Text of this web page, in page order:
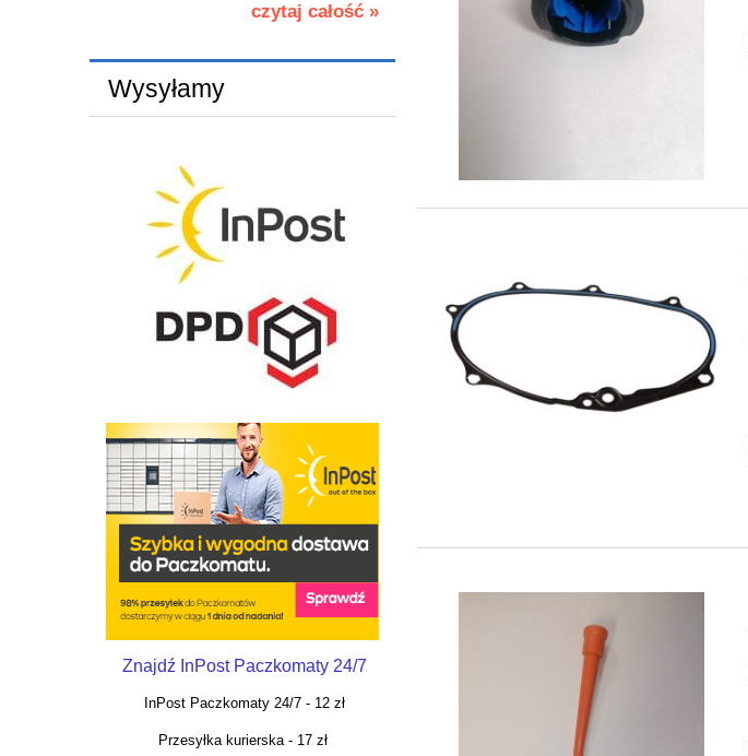
czytaj całość »
Wysyłamy
Znajdź InPost Paczkomaty 24/7
InPost Paczkomaty 24/7 - 12 zł
Przesyłka kurierska - 17 zł